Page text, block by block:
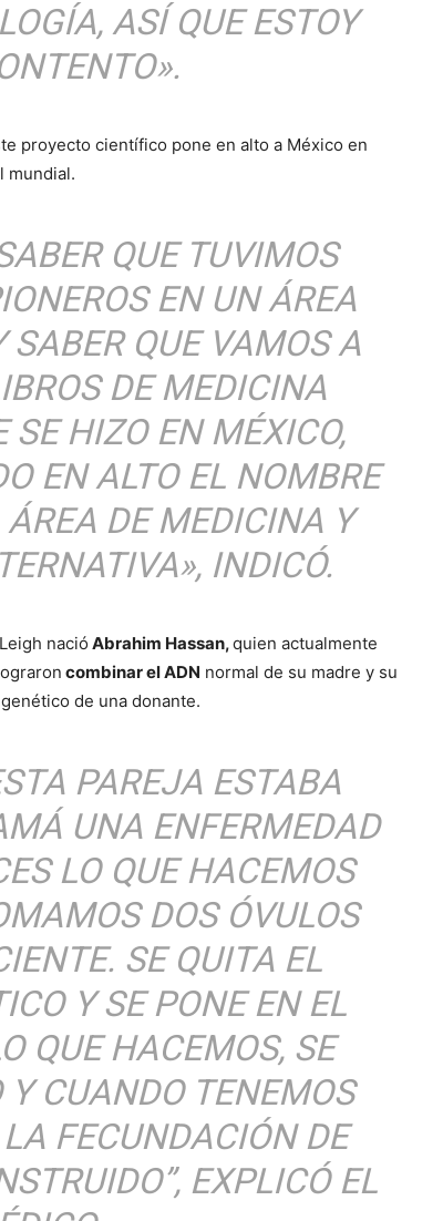
ASÍ QUE ESTOY
proyecto científico pone en alto a México en
mundial.
QUE TUVIMOS
EN UN ÁREA
QUE VAMOS A
DE MEDICINA
SE HIZO EN MÉXICO,
EN ALTO EL NOMBRE
DE MEDICINA Y
INDICÓ.
nació Abrahim Hassan,quien actualmente
combinar el ADN normal de su madre y su
de una donante.
PAREJA ESTABA
UNA ENFERMEDAD
LO QUE HACEMOS
DOS ÓVULOS
SE QUITA EL
Y SE PONE EN EL
QUE HACEMOS, SE
CUANDO TENEMOS
FECUNDACIÓN DE
EXPLICÓ EL